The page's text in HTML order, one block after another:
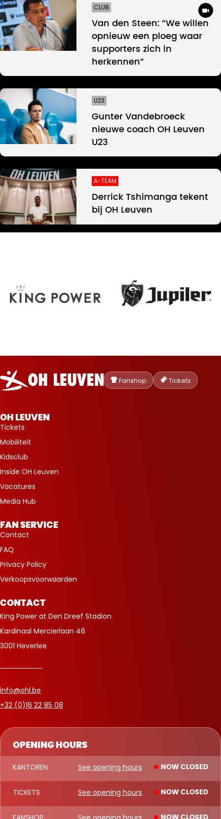
CLUB
Van den Steen: “We willen
opnieuw een ploeg waar
supporters zich in
herkennen”
U23
Gunter Vandebroeck
nieuwe coach OH Leuven
U23
A-TEAM
Derrick Tshimanga tekent
bij OH Leuven
Oud-
Heverlee
Leuven
Fanshop Tickets
OPENING HOURS
KANTOREN See opening hours NOW CLOSED
TICKETS See opening hours NOW CLOSED
NOW CLOSED
OH LEUVEN
Tickets
Mobiliteit
Kidsclub
Inside OH Leuven
Vacatures
Media Hub
FAN SERVICE
Contact
FAQ
Privacy Policy
Verkoopsvoorwaarden
CONTACT
King Power at Den Dreef Stadion
Kardinaal Mercierlaan 46
3001 Heverlee
info@ohl.be
+32 (0)16 22 85 08